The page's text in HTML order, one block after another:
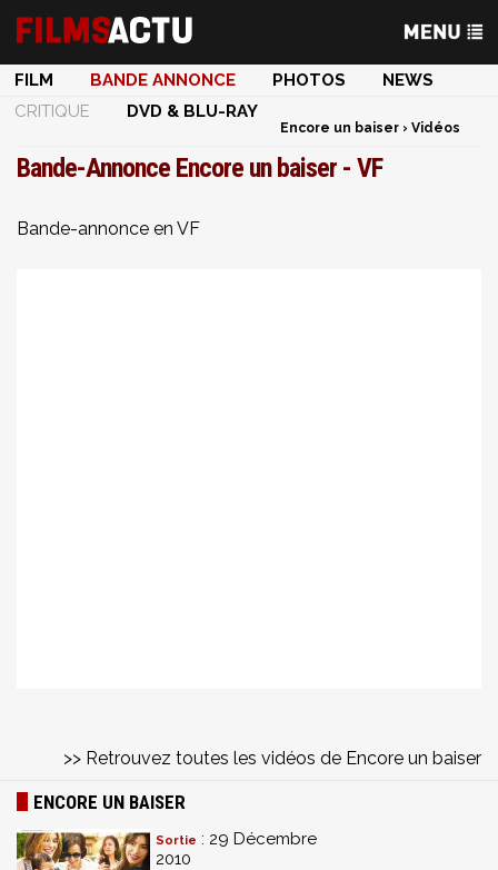
FILM BANDE ANNONCE PHOTOS
NEWS
CRITIQUE
DVD & BLU-RAY
Encore un baiser › Vidéos
Bande-Annonce Encore un baiser - VF
Bande-annonce en VF
>> Retrouvez toutes les vidéos de Encore un baiser
ENCORE UN BAISER
Sortie : 29 Décembre
2010